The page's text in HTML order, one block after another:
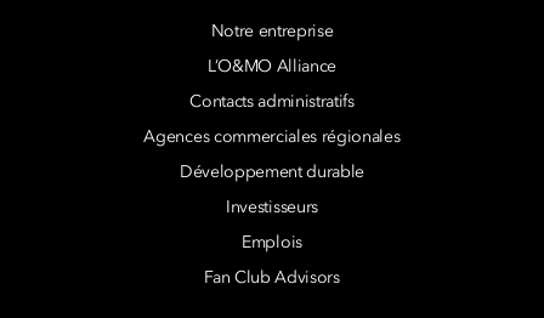
Notre entreprise
L’O&MO Alliance
Contacts administratifs
Agences commerciales régionales
Développement durable
Investisseurs
Emplois
Fan Club Advisors